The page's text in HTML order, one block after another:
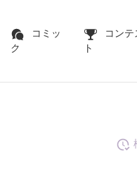
コミッ
ク
コンテ
ト